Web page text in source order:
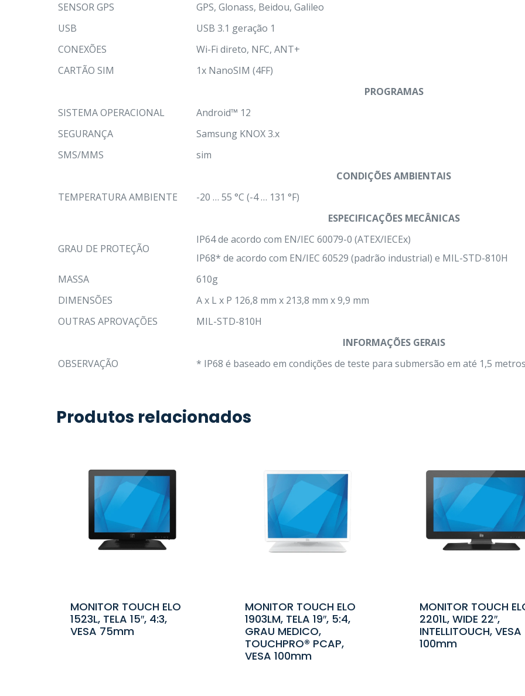
SENSOR GPS
GPS, Glonass, Beidou, Galileo
USB
USB 3.1 geração 1
CONEXÕES
Wi-Fi direto, NFC, ANT+
CARTÃO SIM
1x NanoSIM (4FF)
PROGRAMAS
SISTEMA OPERACIONAL
Android™ 12
SEGURANÇA
Samsung KNOX 3.x
SMS/MMS
sim
CONDIÇÕES AMBIENTAIS
TEMPERATURA AMBIENTE
-20 … 55 °C (-4 … 131 °F)
ESPECIFICAÇÕES MECÂNICAS
GRAU DE PROTEÇÃO
IP64 de acordo com EN/IEC 60079-0 (ATEX/IECEx)
IP68* de acordo com EN/IEC 60529 (padrão industrial) e MIL-STD-810H
MASSA
610g
DIMENSÕES
A x L x P 126,8 mm x 213,8 ​​mm x 9,9 mm
OUTRAS APROVAÇÕES
MIL-STD-810H
INFORMAÇÕES GERAIS
OBSERVAÇÃO
* IP68 é baseado em condições de teste para submersão em até 1,5
Produtos relacionados
MONITOR TOUCH ELO
1523L, TELA 15″, 4:3,
VESA 75mm
MONITOR TOUCH ELO
1903LM, TELA 19″, 5:4,
GRAU MEDICO,
TOUCHPRO® PCAP,
VESA 100mm
MONITOR TOUCH
2201L, WIDE 22″,
INTELLITOUCH, VESA
100mm